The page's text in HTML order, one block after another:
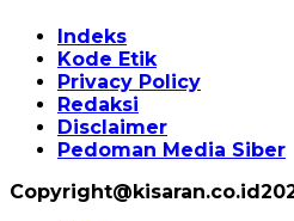
Indeks
Kode Etik
Privacy Policy
Redaksi
Disclaimer
Pedoman Media Siber